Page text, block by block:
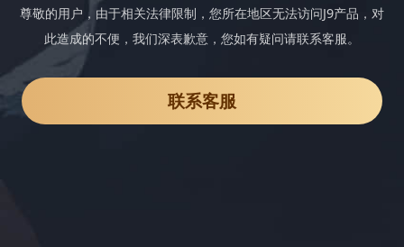
尊敬的用户，由于相关法律限制，您所在地区无法访问J9产品，对
此造成的不便，我们深表歉意，您如有疑问请联系客服。
联系客服